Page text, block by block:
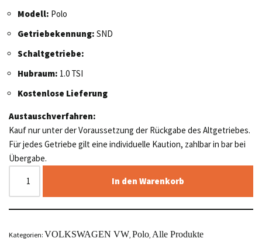
Modell: Polo
Getriebekennung: SND
Schaltgetriebe:
Hubraum: 1.0 TSI
Kostenlose Lieferung
Austauschverfahren:
Kauf nur unter der Voraussetzung der Rückgabe des Altgetriebes.
Für jedes Getriebe gilt eine individuelle Kaution, zahlbar in bar bei
Übergabe.
In den Warenkorb
Kategorien: VOLKSWAGEN VW Polo Alle Produkte